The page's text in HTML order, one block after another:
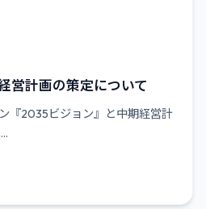
営計画の策定について
『2035ビジョン』と中期経営計